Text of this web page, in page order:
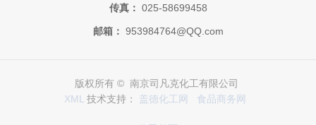
传真： 025-58699458
邮箱： 953984764@QQ.com
版权所有 © 南京司凡克化工有限公司
XML 技术支持： 盖德化工网 食品商务网